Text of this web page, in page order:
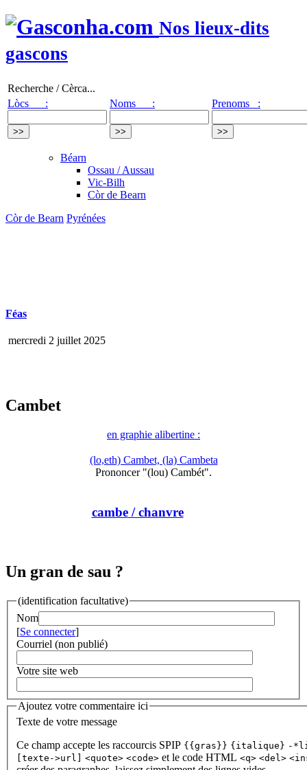
Nos lieux-dits
gascons
Recherche / Cèrca...
Lòcs :
Noms : Prenoms :
Béarn
Ossau / Aussau
Vic-Bilh
Còr de Bearn
Còr de Bearn Pyrénées
Féas
mercredi 2 juillet 2025
Cambet
en graphie alibertine :
(lo,eth) Cambet, (la) Cambeta
Prononcer "(lou) Cambét".
cambe/ chanvre
Un gran de sau ?
(identification facultative)
Nom
[Se connecter]
Courriel (non publié)
Votre site web
Ajoutez votre commentaire ici
Texte de votre message
Ce champ accepte les raccourcis SPIP {{gras}} {italique} -
[texte->url]
<quote> <code> et le code HTML <q> <del>